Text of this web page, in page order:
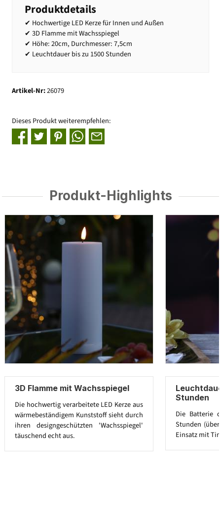
Produktdetails
✔ Hochwertige LED Kerze für Innen und Außen
✔ 3D Flamme mit Wachsspiegel
✔ Höhe: 20cm, Durchmesser: 7,5cm
✔ Leuchtdauer bis zu 1500 Stunden
Artikel-Nr:26079
Dieses Produkt weiterempfehlen:
Produkt-Highlights
3D Flamme mit Wachsspiegel
Die hochwertig verarbeitete LED Kerze aus
wärmebeständigem Kunststoff sieht durch
ihren designgeschützten 'Wachsspiegel'
täuschend echt aus.
Stunden
Die Batterie
Stunden
Einsatz mit